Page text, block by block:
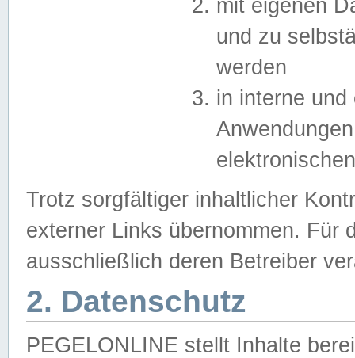
mit eigenen
und zu
werden
in interne
Trotz sorgfältiger inhaltlicher
externer Links übernommen. Für
ausschließlich deren Betreiber
2. Datenschutz
PEGELONLINE stellt Inhalte